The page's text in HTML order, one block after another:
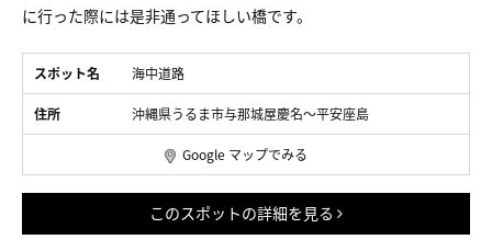
に行った際には是非通ってほしい橋です。
スポット名 海中道路
住所 沖縄県うるま市与那城屋慶名～平安座島
Google マップでみる
このスポットの詳細を見る